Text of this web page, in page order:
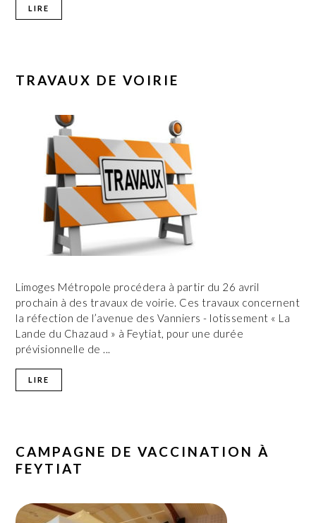
LIRE
TRAVAUX DE VOIRIE
Limoges Métropole procédera à partir du 26 avril
prochain à des travaux de voirie. Ces travaux concernent
la réfection de l’avenue des Vanniers - lotissement « La
Lande du Chazaud » à Feytiat, pour une durée
prévisionnelle de ...
LIRE
CAMPAGNE DE VACCINATION À
FEYTIAT